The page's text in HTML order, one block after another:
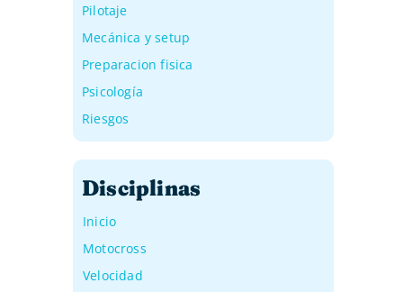
Pilotaje
Mecánica y setup
Preparacion fisica
Psicología
Riesgos
Disciplinas
Inicio
Motocross
Velocidad